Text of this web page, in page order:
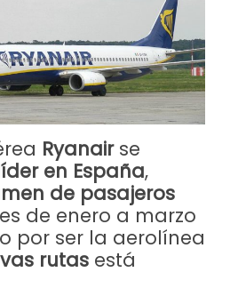
Ryanairse
en España,
de pasajeros
de enero a marzo
por ser la aerolínea
rutasestá